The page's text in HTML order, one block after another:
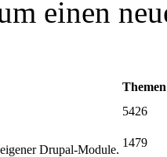
einen
Themen
5426
Drupal-Module.
1479